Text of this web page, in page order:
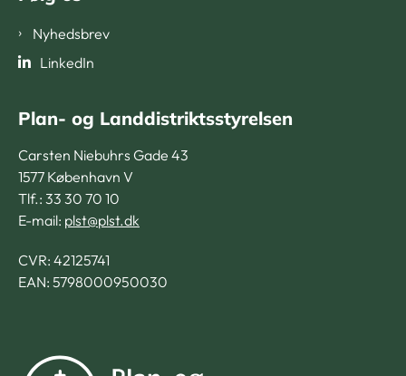
Nyhedsbrev
LinkedIn
Plan- og Landdistriktsstyrelsen
Carsten Niebuhrs Gade 43
1577 København V
Tlf.: 33 30 70 10
E-mail: plst@plst.dk
CVR: 42125741
EAN: 5798000950030